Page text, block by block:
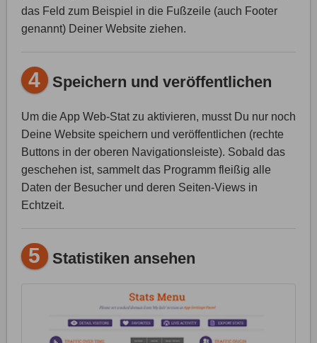
das Feld zum Beispiel in die Fußzeile (auch Footer
genannt) Deiner Website ziehen.
4 Speichern und veröffentlichen
Um die App Web-Stat zu aktivieren, musst Du nur noch
Deine Website speichern und veröffentlichen (rechte
Buttons in der oberen Navigationsleiste). Sobald das
geschehen ist, sammelt das Programm fleißig alle
Daten der Besucher und deren Seiten-Views in
Echtzeit.
5 Statistiken ansehen